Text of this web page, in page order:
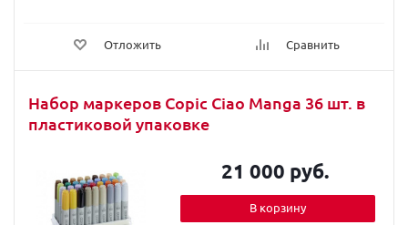
Отложить Сравнить
Набор маркеров Copic Ciao Manga 36 шт. в
пластиковой упаковке
21 000 руб.
В корзину